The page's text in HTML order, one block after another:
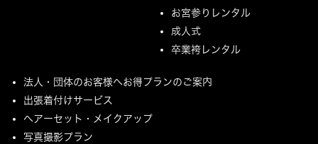
お宮参りレンタル
成人式
卒業袴レンタル
法人・団体のお客様へお得プランのご案内
出張着付けサービス
ヘアーセット・メイクアップ
写真撮影プラン